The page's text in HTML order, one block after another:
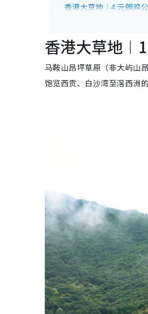
香港大草地︱4.元朗鸡
香港大草地︱5.西贡粮
白虎山交通路线
香港大草地︱6. 清水湾
大坑墩风筝场交
香港大草地
马鞍山昂坪草原（非大屿山
饱览西贡、白沙湾至滘西洲